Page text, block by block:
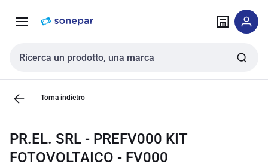
navigazione alla
Cerca input
Torna indietro
PR.EL. SRL - PREFV000 KIT
FOTOVOLTAICO - FV000